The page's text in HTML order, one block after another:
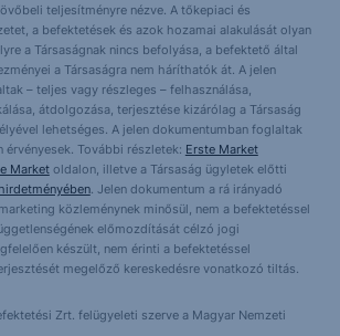
teljesítményre nézve. A tőkepiaci és
a befektetések és azok hozamai alakulását olyan
a Társaságnak nincs befolyása, a befektető által
a Társaságra nem háríthatók át. A jelen
– teljes vagy részleges – felhasználása,
átdolgozása, terjesztése kizárólag a Társaság
lehetséges. A jelen dokumentumban foglaltak
További részletek: Erste Market
Marketoldalon, illetve a Társaság ügyletek előtti
hirdetményében. Jelen dokumentum a rá irányadó
közleménynek minősül, nem a befektetéssel
előmozdítását célzó jogi
készült, nem érinti a befektetéssel
megelőző kereskedésre vonatkozó tiltás.
Zrt. felügyeleti szerve a Magyar Nemzeti